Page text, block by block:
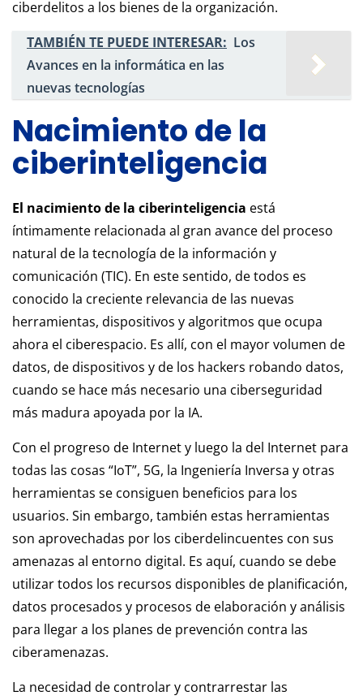
ciberdelitos a los bienes de la organización.
TAMBIÉN TE PUEDE INTERESAR: Los
Avances en la informática en las
nuevas tecnologías
Nacimiento de la
ciberinteligencia
El nacimiento de la ciberinteligencia está
íntimamente relacionada al gran avance del proceso
natural de la tecnología de la información y
comunicación (TIC). En este sentido, de todos es
conocido la creciente relevancia de las nuevas
herramientas, dispositivos y algoritmos que ocupa
ahora el ciberespacio. Es allí, con el mayor volumen de
datos, de dispositivos y de los hackers robando datos,
cuando se hace más necesario una ciberseguridad
más madura apoyada por la IA.
Con el progreso de Internet y luego la del Internet para
todas las cosas “IoT”, 5G, la Ingeniería Inversa y otras
herramientas se consiguen beneficios para los
usuarios. Sin embargo, también estas herramientas
son aprovechadas por los ciberdelincuentes con sus
amenazas al entorno digital. Es aquí, cuando se debe
utilizar todos los recursos disponibles de planificación,
datos procesados y procesos de elaboración y análisis
para llegar a los planes de prevención contra las
ciberamenazas.
La necesidad de controlar y contrarrestar las